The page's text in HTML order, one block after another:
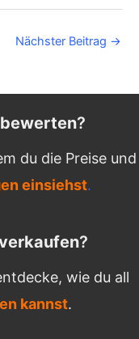
Nächster Beitrag →
bewerten?
du die Preise und
einsiehst.
?
wie du all
kannst.